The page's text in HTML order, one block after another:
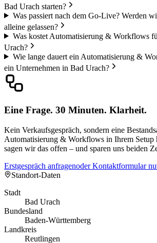
Bad Urach starten?
Was passiert nach dem Go-Live? Werden
alleine gelassen?
Was kostet Automatisierung & Workflows
Urach?
Wie lange dauert ein Automatisierung &
ein Unternehmen in Bad Urach?
Eine Frage. 30 Minuten. Klarheit.
Kein Verkaufsgespräch, sondern eine
Automatisierung & Workflows in Ihrem Setup
sagen wir das offen – und sparen uns beiden
Erstgespräch anfragenoder Kontaktformular
Standort-Daten
Stadt
Bad Urach
Bundesland
Baden-Württemberg
Landkreis
Reutlingen